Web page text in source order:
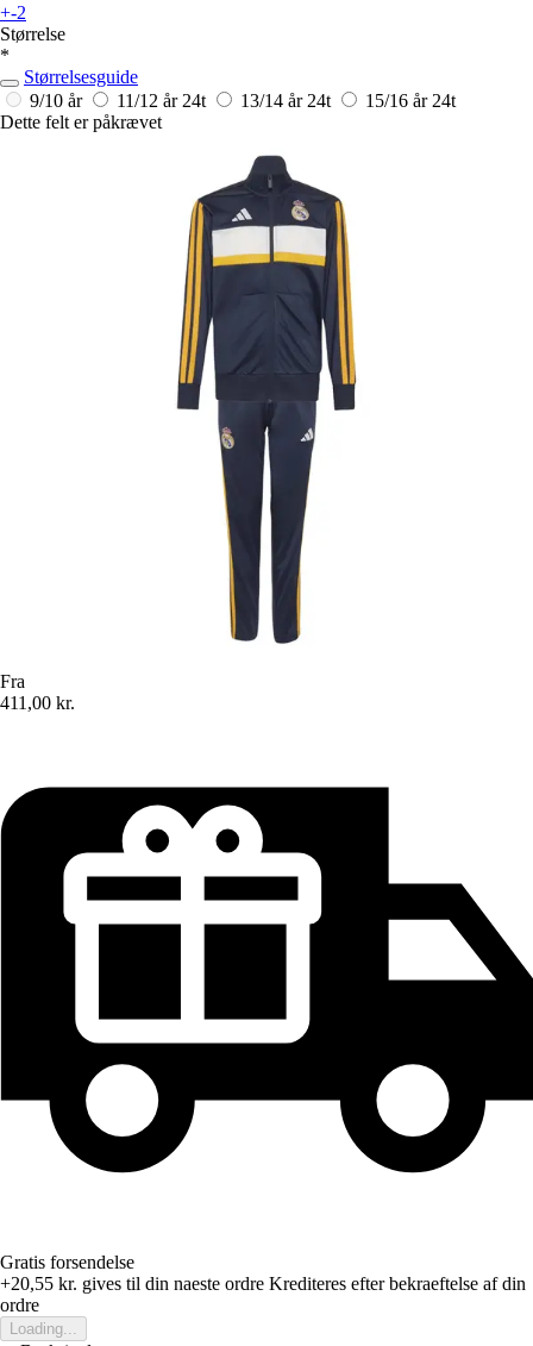
+-2
Størrelse
*
Størrelsesguide
9/10 år
11/12 år 24t 13/14 år 24t 15/16 år 24t
Dette felt er påkrævet
Fra
411,00 kr.
Gratis forsendelse
+20,55 kr. gives til din naeste ordre Krediteres efter bekraeftelse af din
ordre
Loading...